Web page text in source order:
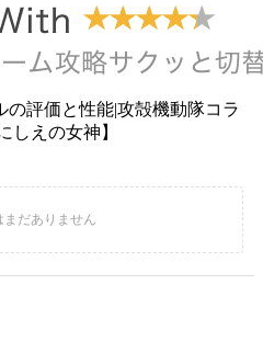
の評価と性能|攻殻機動隊コラ
しえの女神】